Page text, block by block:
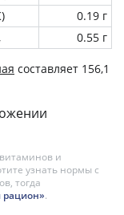
0.19 г
0.55 г
составляет 156,1
и
узнать нормы с
тогда
.